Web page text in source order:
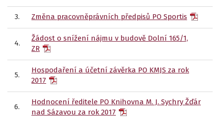
3. Změna pracovněprávních předpisů PO Sportis
4.
Žádost o snížení nájmu v budově Dolní 165/1,
ZR
5.
Hospodaření a účetní závěrka PO KMJS za rok
2017
6.
Hodnocení ředitele PO Knihovna M. J. Sychry Žďár
nad Sázavou za rok 2017